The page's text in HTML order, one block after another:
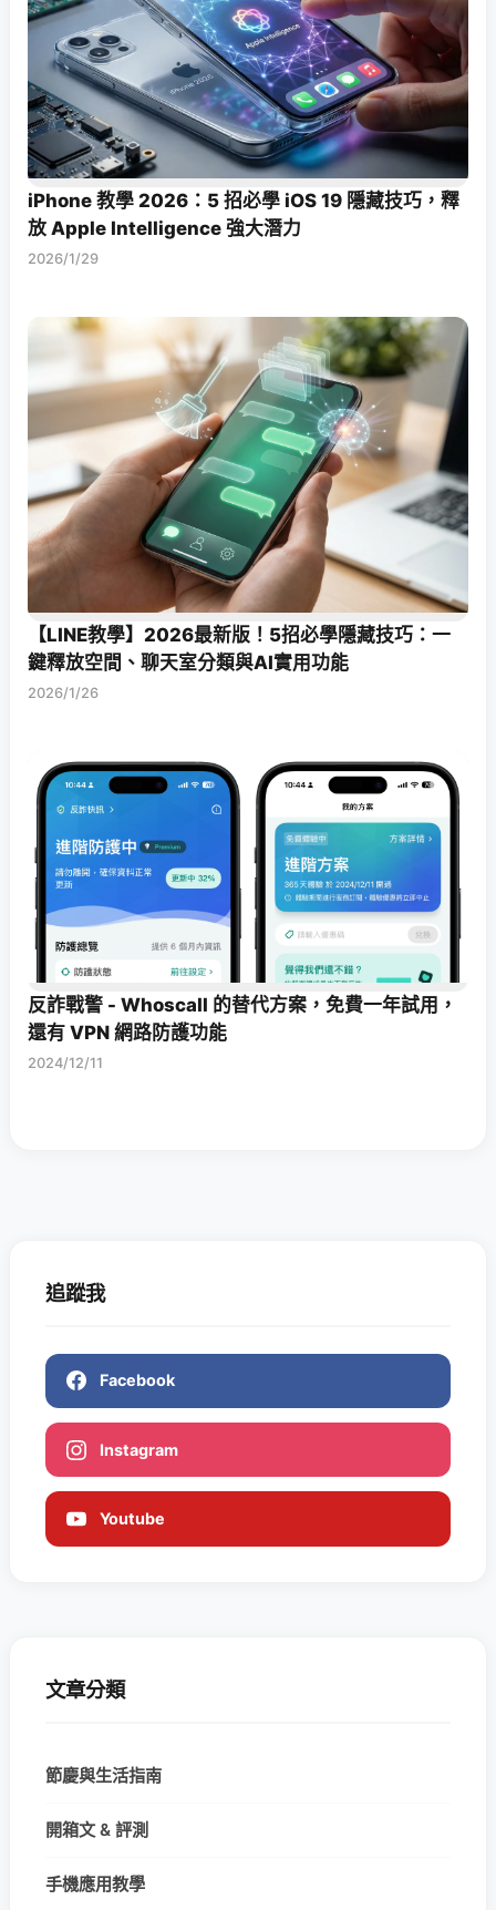
iPhone 教學 2026：5 招必學 iOS 19 隱藏技巧，釋
放 Apple Intelligence 強大潛力
2026/1/29
【LINE教學】2026最新版！5招必學隱藏技巧：一
鍵釋放空間、聊天室分類與AI實用功能
2026/1/26
反詐戰警 - Whoscall 的替代方案，免費一年試用，
還有 VPN 網路防護功能
2024/12/11
追蹤我
Facebook
Instagram
Youtube
文章分類
節慶與生活指南
開箱文 & 評測
手機應用教學